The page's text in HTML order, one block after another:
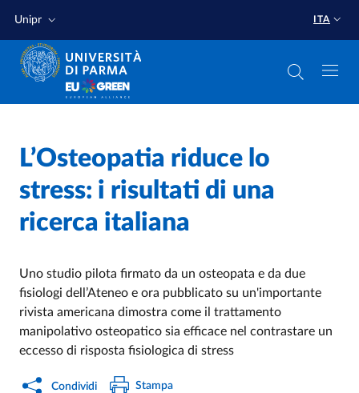
Unipr ITA
Home /
Cerca una notizia /
L’Osteopatia riduce lo
stress: i risultati di una
ricerca italiana
Uno studio pilota firmato da un osteopata e da due
fisiologi dell’Ateneo e ora pubblicato su un'importante
rivista americana dimostra come il trattamento
manipolativo osteopatico sia efficace nel contrastare un
eccesso di risposta fisiologica di stress
Condividi Stampa